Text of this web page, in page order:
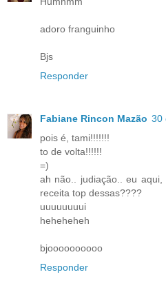
adoro franguinho
Bjs
Responder
Fabiane Rincon Mazão 30
pois é, tami!!!!!!!
to de volta!!!!!!
=)
ah não.. judiação.. eu
receita top dessas????
uuuuuuuui
heheheheh
bjoooooooooo
Responder